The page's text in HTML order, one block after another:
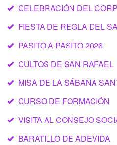
CELEBRACIÓN DEL
FIESTA DE REGLA DEL
PASITO A PASITO 2026
CULTOS DE SAN RAFAEL
MISA DE LA SÁBANA
CURSO DE FORMACIÓN
VISITA AL CONSEJO
BARATILLO DE ADEVIDA